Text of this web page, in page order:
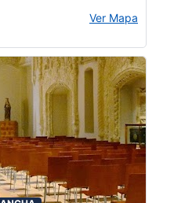
Ver Mapa